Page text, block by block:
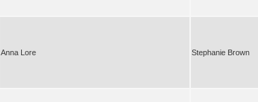
Anna Lore Stephanie Brown